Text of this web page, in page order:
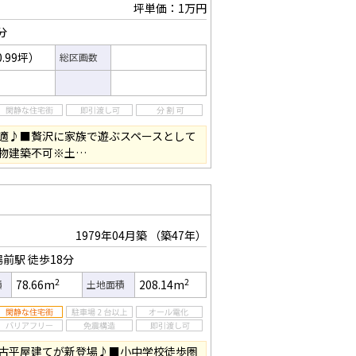
坪単価：1万円
坪）
総区画数
♪■贅沢に家族で遊ぶスペースとして
建築不可※土…
1979年04月築
（築47年）
駅 徒歩18分
78.66m2 土地面積 208.14m2
平屋建てが新登場♪■小中学校徒歩圏